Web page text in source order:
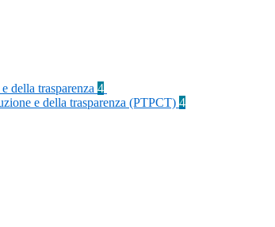
della trasparenza 4
e della trasparenza (PTPCT) 4